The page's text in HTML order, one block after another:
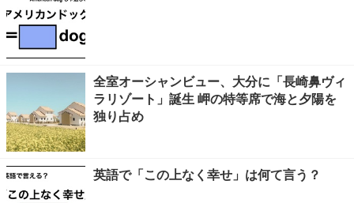
全室オーシャンビュー、大分に「長崎鼻ヴィ
ラリゾート」誕生 岬の特等席で海と夕陽を
独り占め
英語で「この上なく幸せ」は何て言う？